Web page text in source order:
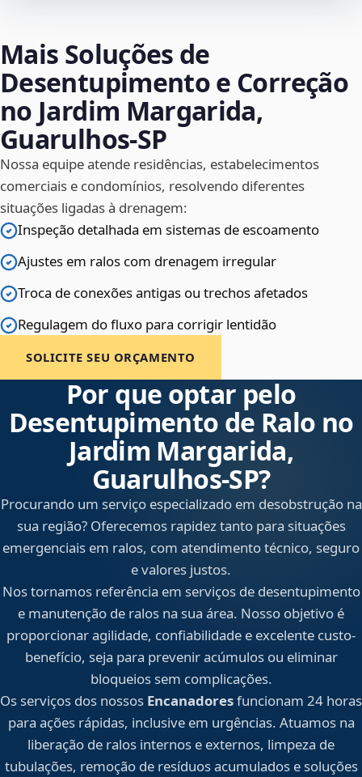
Mais Soluções de
Desentupimento e Correção
no Jardim Margarida,
Guarulhos‑SP
Nossa equipe atende residências, estabelecimentos
comerciais e condomínios, resolvendo diferentes
situações ligadas à drenagem:
Inspeção detalhada em sistemas de escoamento
Ajustes em ralos com drenagem irregular
Troca de conexões antigas ou trechos afetados
Regulagem do fluxo para corrigir lentidão
SOLICITE SEU ORÇAMENTO
Por que optar pelo
Desentupimento de Ralo no
Jardim Margarida,
Guarulhos‑SP?
Procurando um serviço especializado em desobstrução na
sua região? Oferecemos rapidez tanto para situações
emergenciais em ralos, com atendimento técnico, seguro
e valores justos.
Nos tornamos referência em serviços de desentupimento
e manutenção de ralos na sua área. Nosso objetivo é
proporcionar agilidade, confiabilidade e excelente custo-
benefício, seja para prevenir acúmulos ou eliminar
bloqueios sem complicações.
Os serviços dos nossos Encanadoresfuncionam 24 horas
para ações rápidas, inclusive em urgências. Atuamos na
liberação de ralos internos e externos, limpeza de
tubulações, remoção de resíduos acumulados e soluções